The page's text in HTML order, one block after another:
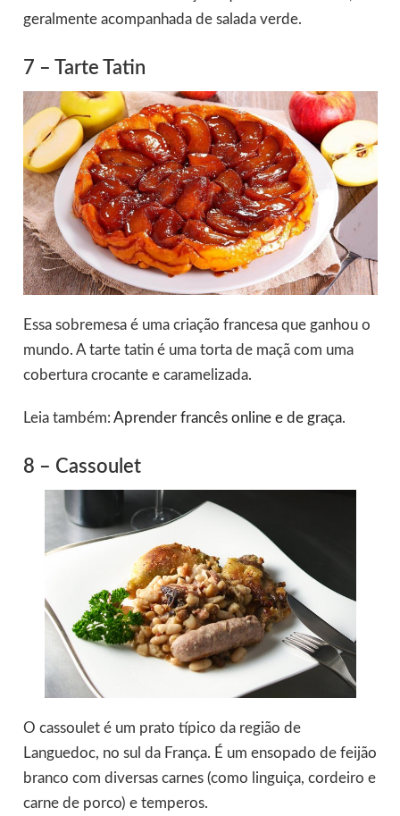
geralmente acompanhada de salada verde.
7 – Tarte Tatin
Essa sobremesa é uma criação francesa que ganhou o
mundo. A tarte tatin é uma torta de maçã com uma
cobertura crocante e caramelizada.
Leia também: Aprender francês online e de graça.
8 – Cassoulet
O cassoulet é um prato típico da região de
Languedoc, no sul da França. É um ensopado de feijão
branco com diversas carnes (como linguiça, cordeiro e
carne de porco) e temperos.